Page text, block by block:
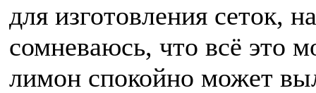
для изготовления сеток,
сомневаюсь, что всё это
лимон спокойно может